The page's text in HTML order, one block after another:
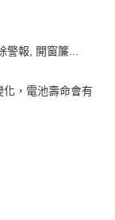
報, 開窗簾...
化，電池壽命會有